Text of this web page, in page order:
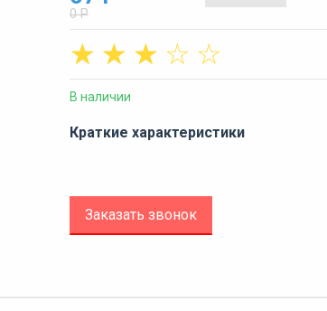
0 Р
☆
☆
☆
☆
☆
В наличии
Краткие характеристики
Заказать звонок